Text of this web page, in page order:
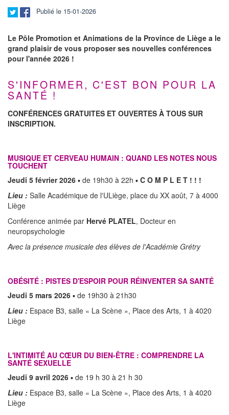
Publié le 15-01-2026
Le Pôle Promotion et Animations de la Province de Liège a le
grand plaisir de vous proposer ses nouvelles conférences
pour l'année 2026 !
S'INFORMER, C'EST BON POUR LA
SANTÉ !
CONFÉRENCES GRATUITES ET OUVERTES À TOUS SUR
INSCRIPTION.
MUSIQUE ET CERVEAU HUMAIN : QUAND LES NOTES NOUS
TOUCHENT
Jeudi 5 février 2026 ▪ de 19h30 à 22h ▪ C O M P L E T ! ! !
Lieu : Salle Académique de l'ULiège, place du XX août, 7 à 4000
Liège
Conférence animée par Hervé PLATEL, Docteur en
neuropsychologie
Avec la présence musicale des élèves de l'Académie Grétry
OBÉSITÉ : PISTES D'ESPOIR POUR RÉINVENTER SA SANTÉ
Jeudi 5 mars 2026 ▪ de 19h30 à 21h30
Lieu : Espace B3, salle « La Scène », Place des Arts, 1 à 4020
Liège
L'INTIMITÉ AU CŒUR DU BIEN-ÊTRE : COMPRENDRE LA
SANTÉ SEXUELLE
Jeudi 9 avril 2026 ▪ de 19 h 30 à 21 h 30
Lieu : Espace B3, salle « La Scène », Place des Arts, 1 à 4020
Liège